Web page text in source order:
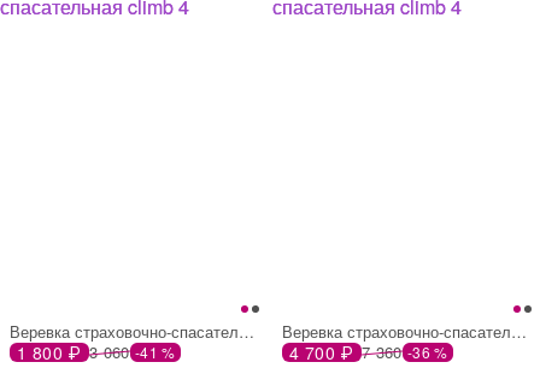
Веревка страховочно-спасательная climb 4
1 800 ₽ 3 060 -41 %
Веревка страховочно-спасательная climb 4
4 700 ₽ 7 360 -36 %